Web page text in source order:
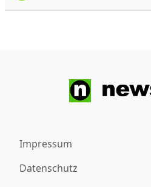
Impressum
Datenschutz